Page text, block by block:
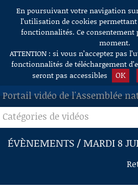
Aller au contenu
En poursuivant votre navigation
l’utilisation de cookies
fonctionnalités. Ce
moment.
ATTENTION : si vous n’acceptez pas
fonctionnalités de téléchargement
seront pas accessibles
OK
Portail vidéo de l'Assemblée
ACCUEIL
EN DIRECT
RECHERCHE
Catégories de vidéos
Séance
Questions au
Commissions
ÉVÈNEMENTS / MARDI 8